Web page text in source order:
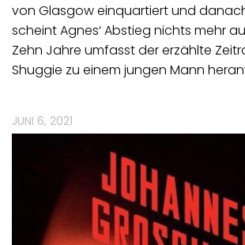
von Glasgow einquartiert und
scheint Agnes‘ Abstieg nichts mehr
Zehn Jahre umfasst der erzählte
Shuggie zu einem jungen Mann
JUNI 6, 2021